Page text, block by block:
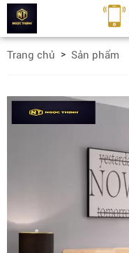
Trang chủ Sản phẩm